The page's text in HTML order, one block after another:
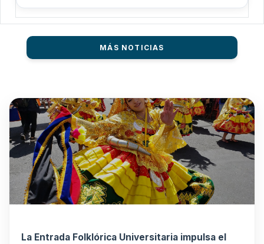
MÁS NOTICIAS
La Entrada Folklórica Universitaria impulsa el